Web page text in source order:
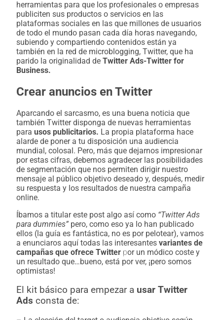
herramientas para que los profesionales o empresas
publiciten sus productos o servicios en las
plataformas sociales en las que millones de usuarios
de todo el mundo pasan cada día horas navegando,
subiendo y compartiendo contenidos están ya
también en la red de microblogging, Twitter, que ha
parido la originalidad de Twitter Ads-Twitter for
Business.
Crear anuncios en Twitter
Aparcando el sarcasmo, es una buena noticia que
también Twitter disponga de nuevas herramientas
para usos publicitarios. La propia plataforma hace
alarde de poner a tu disposición una audiencia
mundial, colosal. Pero, más que dejarnos impresionar
por estas cifras, debemos agradecer las posibilidades
de segmentación que nos permiten dirigir nuestro
mensaje al público objetivo deseado y, después, medir
su respuesta y los resultados de nuestra campaña
online.
Íbamos a titular este post algo así como “Twitter Ads
para dummies” pero, como eso ya lo han publicado
ellos (la guía es fantástica, no es por pelotear), vamos
a enunciaros aquí todas las interesantes variantes de
campañas que ofrece Twitter por un módico coste y
un resultado que…bueno, está por ver, ¡pero somos
optimistas!
El kit básico para empezar a usar Twitter
Ads consta de: